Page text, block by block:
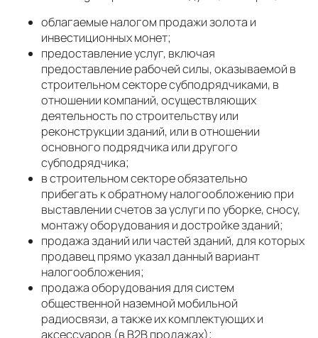
облагаемые налогом продажи золота и
инвестиционных монет;
предоставление услуг, включая
предоставление рабочей силы, оказываемой в
строительном секторе субподрядчиками, в
отношении компаний, осуществляющих
деятельность по строительству или
реконструкции зданий, или в отношении
основного подрядчика или другого
субподрядчика;
в строительном секторе обязательно
прибегать к обратному налогообложению при
выставлении счетов за услуги по уборке, сносу,
монтажу оборудования и достройке зданий;
продажа зданий или частей зданий, для которых
продавец прямо указал данный вариант
налогообложения;
продажа оборудования для систем
общественной наземной мобильной
радиосвязи, а также их комплектующих и
аксессуаров (в B2B продажах);